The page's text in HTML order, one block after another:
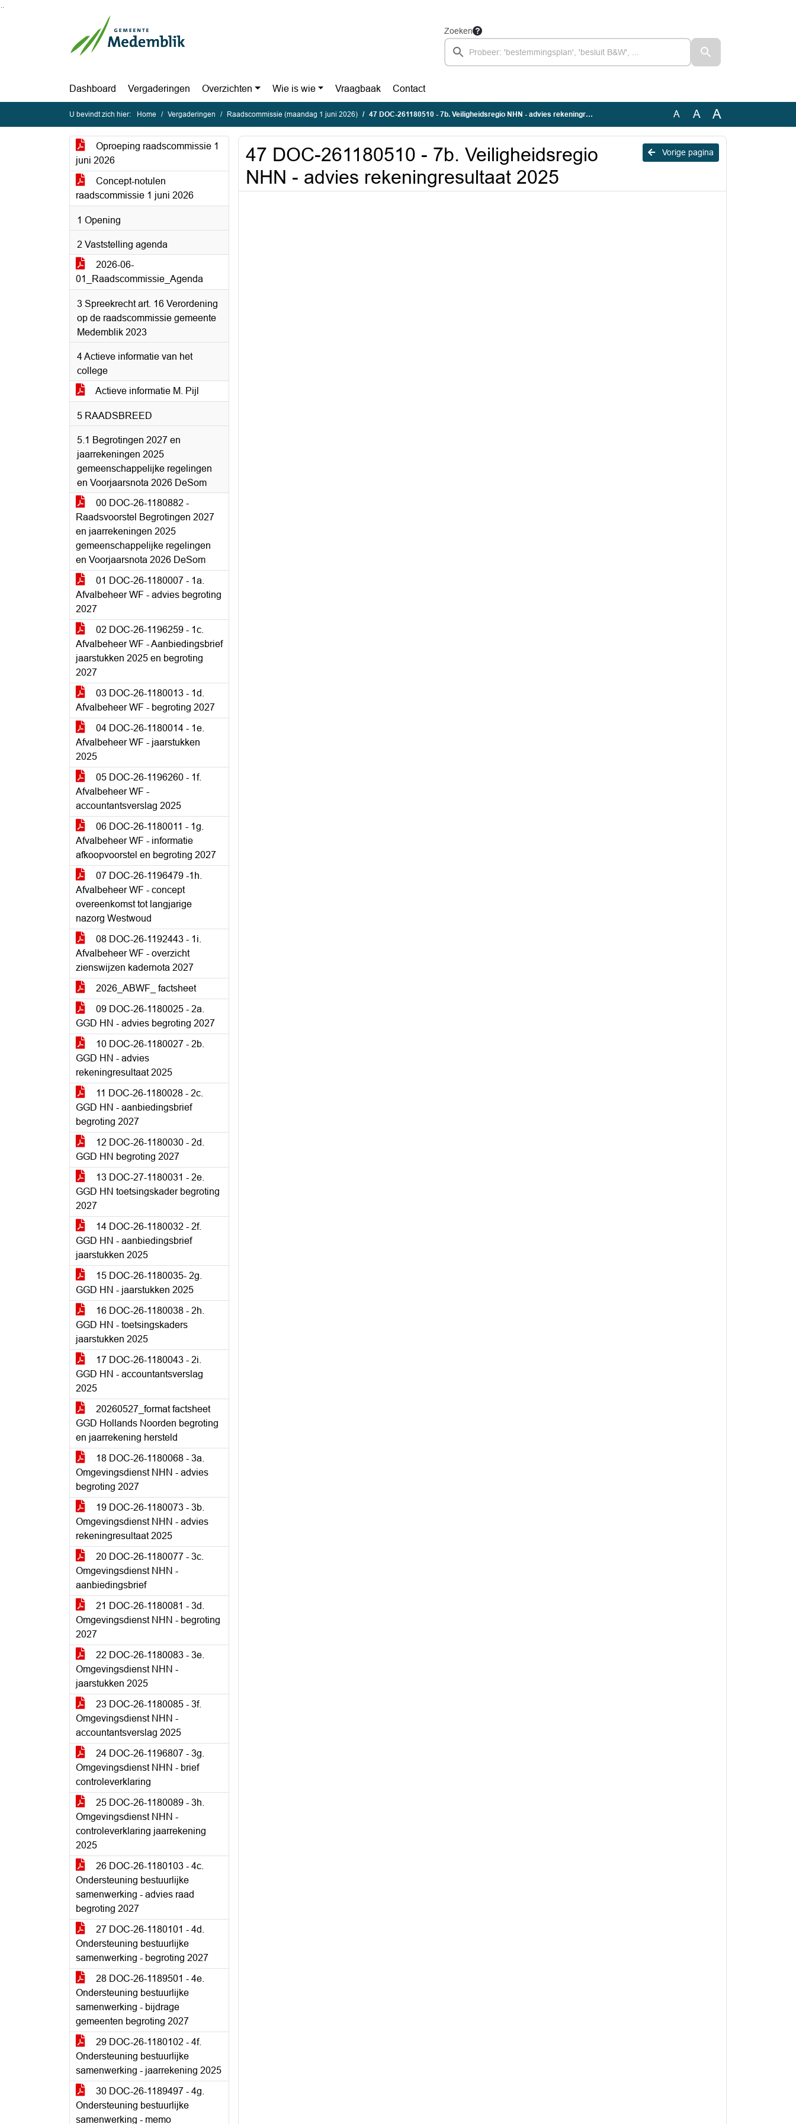
Ga naar de inhoud van deze pagina
Zoeken
Dashboard Vergaderingen Overzichten Wie is wie Vraagbaak Contact
U bevindt zich hier: Home Vergaderingen Raadscommissie (maandag 1 juni 2026) 47 DOC-261180510 - 7b. Veiligheidsregio NHN - advies rekeningresultaat 2025 A A A
Oproeping raadscommissie 1
juni 2026
Concept-notulen
raadscommissie 1 juni 2026
1 Opening
2 Vaststelling agenda
2026-06-
01_Raadscommissie_Agenda
3 Spreekrecht art. 16 Verordening
op de raadscommissie gemeente
Medemblik 2023
4 Actieve informatie van het
college
Actieve informatie M. Pijl
5 RAADSBREED
5.1 Begrotingen 2027 en
jaarrekeningen 2025
gemeenschappelijke regelingen
en Voorjaarsnota 2026 DeSom
00 DOC-26-1180882 -
Raadsvoorstel Begrotingen 2027
en jaarrekeningen 2025
gemeenschappelijke regelingen
en Voorjaarsnota 2026 DeSom
01 DOC-26-1180007 - 1a.
Afvalbeheer WF - advies begroting
2027
02 DOC-26-1196259 - 1c.
Afvalbeheer WF - Aanbiedingsbrief
jaarstukken 2025 en begroting
2027
03 DOC-26-1180013 - 1d.
Afvalbeheer WF - begroting 2027
04 DOC-26-1180014 - 1e.
Afvalbeheer WF - jaarstukken
2025
05 DOC-26-1196260 - 1f.
Afvalbeheer WF -
accountantsverslag 2025
06 DOC-26-1180011 - 1g.
Afvalbeheer WF - informatie
afkoopvoorstel en begroting 2027
07 DOC-26-1196479 -1h.
Afvalbeheer WF - concept
overeenkomst tot langjarige
nazorg Westwoud
08 DOC-26-1192443 - 1i.
Afvalbeheer WF - overzicht
zienswijzen kadernota 2027
2026_ABWF_ factsheet
09 DOC-26-1180025 - 2a.
GGD HN - advies begroting 2027
10 DOC-26-1180027 - 2b.
GGD HN - advies
rekeningresultaat 2025
11 DOC-26-1180028 - 2c.
GGD HN - aanbiedingsbrief
begroting 2027
12 DOC-26-1180030 - 2d.
GGD HN begroting 2027
13 DOC-27-1180031 - 2e.
GGD HN toetsingskader begroting
2027
14 DOC-26-1180032 - 2f.
GGD HN - aanbiedingsbrief
jaarstukken 2025
15 DOC-26-1180035- 2g.
GGD HN - jaarstukken 2025
16 DOC-26-1180038 - 2h.
GGD HN - toetsingskaders
jaarstukken 2025
17 DOC-26-1180043 - 2i.
GGD HN - accountantsverslag
2025
20260527_format factsheet
GGD Hollands Noorden begroting
en jaarrekening hersteld
18 DOC-26-1180068 - 3a.
Omgevingsdienst NHN - advies
begroting 2027
19 DOC-26-1180073 - 3b.
Omgevingsdienst NHN - advies
rekeningresultaat 2025
20 DOC-26-1180077 - 3c.
Omgevingsdienst NHN -
aanbiedingsbrief
21 DOC-26-1180081 - 3d.
Omgevingsdienst NHN - begroting
2027
22 DOC-26-1180083 - 3e.
Omgevingsdienst NHN -
jaarstukken 2025
23 DOC-26-1180085 - 3f.
Omgevingsdienst NHN -
accountantsverslag 2025
24 DOC-26-1196807 - 3g.
Omgevingsdienst NHN - brief
controleverklaring
25 DOC-26-1180089 - 3h.
Omgevingsdienst NHN -
controleverklaring jaarrekening
2025
26 DOC-26-1180103 - 4c.
Ondersteuning bestuurlijke
samenwerking - advies raad
begroting 2027
27 DOC-26-1180101 - 4d.
Ondersteuning bestuurlijke
samenwerking - begroting 2027
28 DOC-26-1189501 - 4e.
Ondersteuning bestuurlijke
samenwerking - bijdrage
gemeenten begroting 2027
29 DOC-26-1180102 - 4f.
Ondersteuning bestuurlijke
samenwerking - jaarrekening 2025
30 DOC-26-1189497 - 4g.
Ondersteuning bestuurlijke
samenwerking - memo
Vorige pagina
47 DOC-261180510 - 7b. Veiligheidsregio
NHN - advies rekeningresultaat 2025